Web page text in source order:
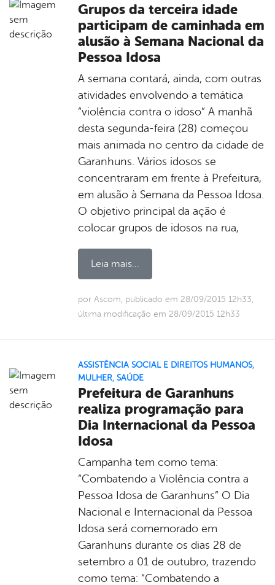
Grupos da terceira idade
participam de caminhada em
alusão à Semana Nacional da
Pessoa Idosa
A semana contará, ainda, com outras
atividades envolvendo a temática
“violência contra o idoso” A manhã
desta segunda-feira (28) começou
mais animada no centro da cidade de
Garanhuns. Vários idosos se
concentraram em frente à Prefeitura,
em alusão à Semana da Pessoa Idosa.
O objetivo principal da ação é
colocar grupos de idosos na rua,
Leia mais...
por Ascom, publicado em 28/09/2015 12h33,
última modificação em 28/09/2015 12h33
ASSISTÊNCIA SOCIAL E DIREITOS HUMANOS,
MULHER, SAÚDE
Prefeitura de Garanhuns
realiza programação para
Dia Internacional da Pessoa
Idosa
Campanha tem como tema:
“Combatendo a Violência contra a
Pessoa Idosa de Garanhuns” O Dia
Nacional e Internacional da Pessoa
Idosa será comemorado em
Garanhuns durante os dias 28 de
setembro a 01 de outubro, trazendo
como tema: “Combatendo a